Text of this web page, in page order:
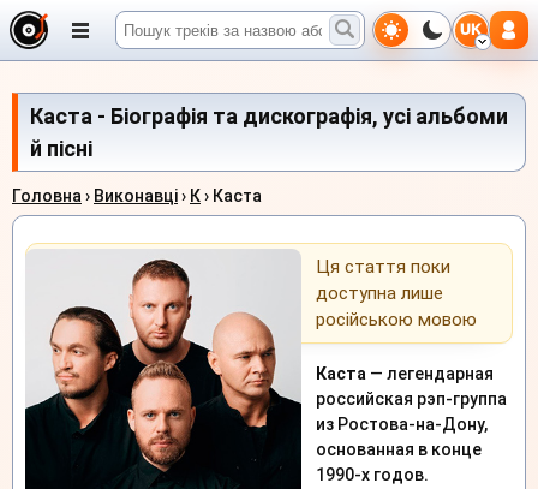
UK
Каста - Біографія та дискографія, усі альбоми
й пісні
Головна › Виконавці› К› Каста
Ця стаття поки
доступна лише
російською мовою
Каста — легендарная
российская рэп-группа
из Ростова-на-Дону,
основанная в конце
1990-х годов.